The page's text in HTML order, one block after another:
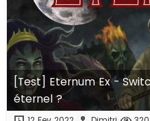
[Test] Eternum Ex -
éternel ?